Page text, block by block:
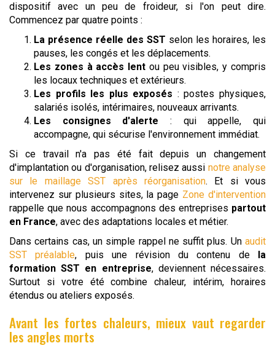
dispositif avec un peu de froideur, si l'on peut dire.
Commencez par quatre points :
La présence réelle des SST selon les horaires, les
pauses, les congés et les déplacements.
Les zones à accès lent ou peu visibles, y compris
les locaux techniques et extérieurs.
Les profils les plus exposés : postes physiques,
salariés isolés, intérimaires, nouveaux arrivants.
Les consignes d'alerte : qui appelle, qui
accompagne, qui sécurise l'environnement immédiat.
Si ce travail n'a pas été fait depuis un changement
d'implantation ou d'organisation, relisez aussi notre analyse
sur le maillage SST après réorganisation. Et si vous
intervenez sur plusieurs sites, la page Zone d'intervention
rappelle que nous accompagnons des entreprises partout
en France, avec des adaptations locales et métier.
Dans certains cas, un simple rappel ne suffit plus. Un audit
SST préalable, puis une révision du contenu de
la
formation SST en entreprise, deviennent nécessaires.
Surtout si votre été combine chaleur, intérim, horaires
étendus ou ateliers exposés.
Avant les fortes chaleurs, mieux vaut regarder
les angles morts